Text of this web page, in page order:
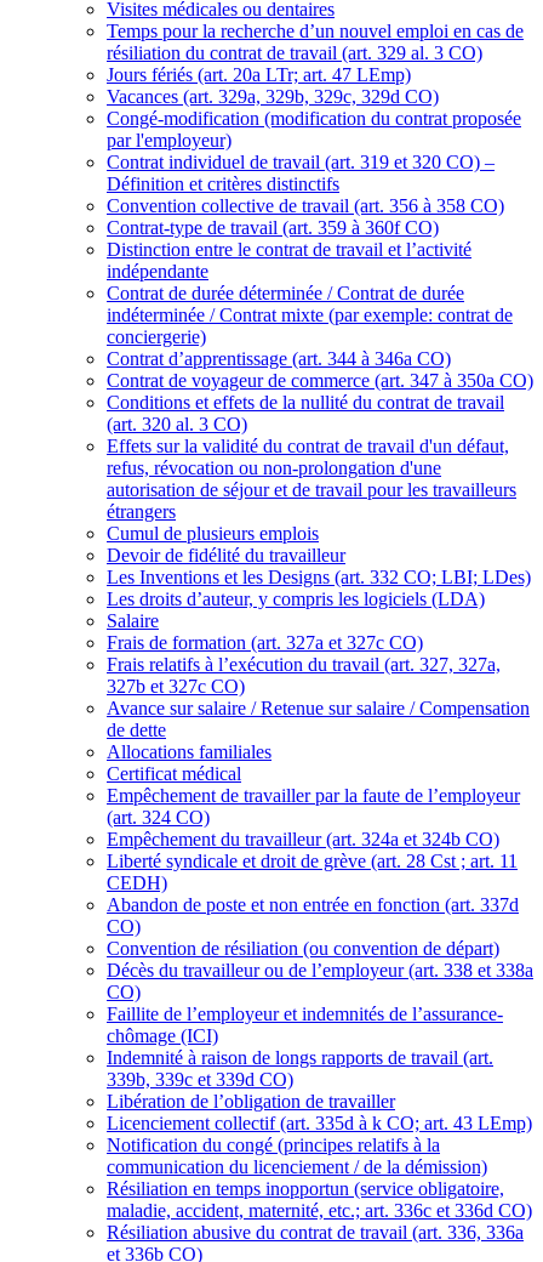
Visites médicales ou dentaires
Temps pour la recherche d’un nouvel emploi en cas de
résiliation du contrat de travail (art. 329 al. 3 CO)
Jours fériés (art. 20a LTr; art. 47 LEmp)
Vacances (art. 329a, 329b, 329c, 329d CO)
Congé-modification (modification du contrat proposée
par l'employeur)
Contrat individuel de travail (art. 319 et 320 CO) –
Définition et critères distinctifs
Convention collective de travail (art. 356 à 358 CO)
Contrat-type de travail (art. 359 à 360f CO)
Distinction entre le contrat de travail et l’activité
indépendante
Contrat de durée déterminée / Contrat de durée
indéterminée / Contrat mixte (par exemple: contrat de
conciergerie)
Contrat d’apprentissage (art. 344 à 346a CO)
Contrat de voyageur de commerce (art. 347 à 350a CO)
Conditions et effets de la nullité du contrat de travail
(art. 320 al. 3 CO)
Effets sur la validité du contrat de travail d'un défaut,
refus, révocation ou non-prolongation d'une
autorisation de séjour et de travail pour les travailleurs
étrangers
Cumul de plusieurs emplois
Devoir de fidélité du travailleur
Les Inventions et les Designs (art. 332 CO; LBI; LDes)
Les droits d’auteur, y compris les logiciels (LDA)
Salaire
Frais de formation (art. 327a et 327c CO)
Frais relatifs à l’exécution du travail (art. 327, 327a,
327b et 327c CO)
Avance sur salaire / Retenue sur salaire / Compensation
de dette
Allocations familiales
Certificat médical
Empêchement de travailler par la faute de l’employeur
(art. 324 CO)
Empêchement du travailleur (art. 324a et 324b CO)
Liberté syndicale et droit de grève (art. 28 Cst ; art. 11
CEDH)
Abandon de poste et non entrée en fonction (art. 337d
CO)
Convention de résiliation (ou convention de départ)
Décès du travailleur ou de l’employeur (art. 338 et 338a
CO)
Faillite de l’employeur et indemnités de l’assurance-
chômage (ICI)
Indemnité à raison de longs rapports de travail (art.
339b, 339c et 339d CO)
Libération de l’obligation de travailler
Licenciement collectif (art. 335d à k CO; art. 43 LEmp)
Notification du congé (principes relatifs à la
communication du licenciement / de la démission)
Résiliation en temps inopportun (service obligatoire,
maladie, accident, maternité, etc.; art. 336c et 336d CO)
Résiliation abusive du contrat de travail (art. 336, 336a
et 336b CO)